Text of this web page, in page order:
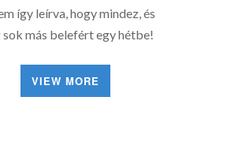
így leírva, hogy mindez, és
sok más belefért egy hétbe!
VIEW MORE